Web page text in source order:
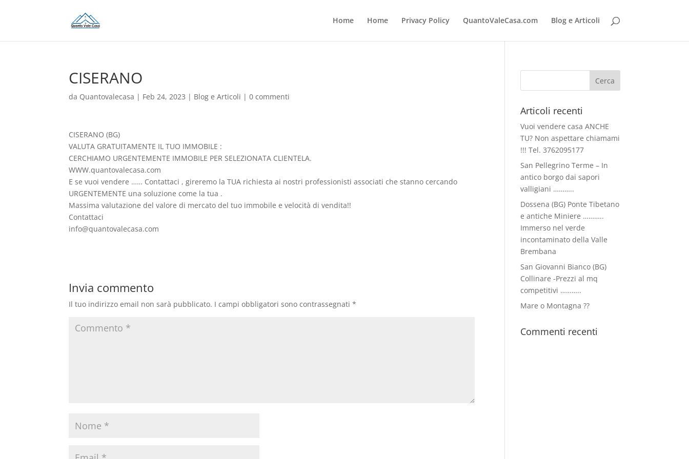
Home Home Privacy Policy QuantoValeCasa.com Blog e Articoli
CISERANO
da Quantovalecasa | Feb 24, 2023 | Blog e Articoli |0 commenti
CISERANO (BG)
VALUTA GRATUITAMENTE IL TUO IMMOBILE :
CERCHIAMO URGENTEMENTE IMMOBILE PER SELEZIONATA CLIENTELA.
WWW.quantovalecasa.com
E se vuoi vendere …… Contattaci , gireremo la TUA richiesta ai nostri professionisti associati che stanno cercando
URGENTEMENTE una soluzione come la tua .
Massima valutazione del valore di mercato del tuo immobile e velocità di vendita!!
Contattaci
info@quantovalecasa.com
Invia commento
Il tuo indirizzo email non sarà pubblicato. I campi obbligatori sono contrassegnati*
Articoli recenti
Vuoi vendere casa ANCHE
TU? Non aspettare chiamami
!!! Tel. 3762095177
San Pellegrino Terme – In
antico borgo dai sapori
valligiani ………..
Dossena (BG) Ponte Tibetano
e antiche Miniere ………..
Immerso nel verde
incontaminato della Valle
Brembana
San Giovanni Bianco (BG)
Collinare -Prezzi al mq
competitivi ………..
Mare o Montagna ??
Commenti recenti